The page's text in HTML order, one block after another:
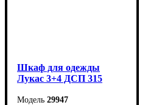
Шкаф для одежды
Лукас 3+4 ДСП 315
29947